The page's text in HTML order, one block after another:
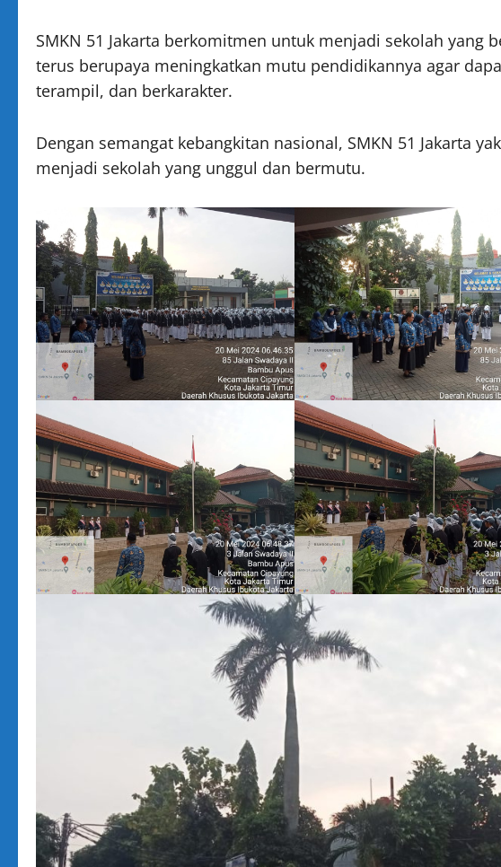
SMKN 51 Jakarta berkomitmen untuk menjadi sekolah yang
terus berupaya meningkatkan mutu pendidikannya agar
terampil, dan berkarakter.
Dengan semangat kebangkitan nasional, SMKN 51 Jakarta
menjadi sekolah yang unggul dan bermutu.